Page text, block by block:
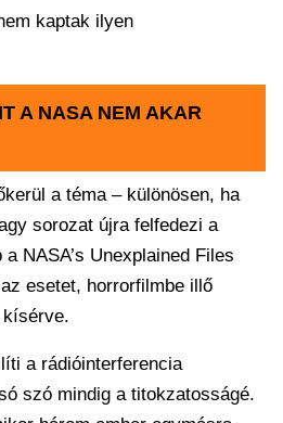
kaptak ilyen
A NASA NEM AKAR
a téma – különösen, ha
sorozat újra felfedezi a
NASA’s Unexplained Files
esetet, horrorfilmbe illő
kísérve.
a rádióinterferencia
szó mindig a titokzatosságé.